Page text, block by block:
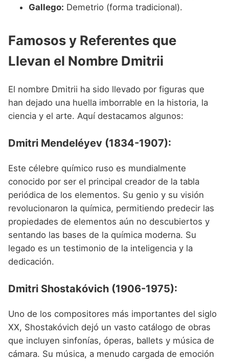
Gallego: Demetrio (forma tradicional).
Famosos y Referentes que
Llevan el Nombre Dmitrii
El nombre Dmitrii ha sido llevado por figuras que
han dejado una huella imborrable en la historia, la
ciencia y el arte. Aquí destacamos algunos:
Dmitri Mendeléyev (1834-1907):
Este célebre químico ruso es mundialmente
conocido por ser el principal creador de la tabla
periódica de los elementos. Su genio y su visión
revolucionaron la química, permitiendo predecir las
propiedades de elementos aún no descubiertos y
sentando las bases de la química moderna. Su
legado es un testimonio de la inteligencia y la
dedicación.
Dmitri Shostakóvich (1906-1975):
Uno de los compositores más importantes del siglo
XX, Shostakóvich dejó un vasto catálogo de obras
que incluyen sinfonías, óperas, ballets y música de
cámara. Su música, a menudo cargada de emoción